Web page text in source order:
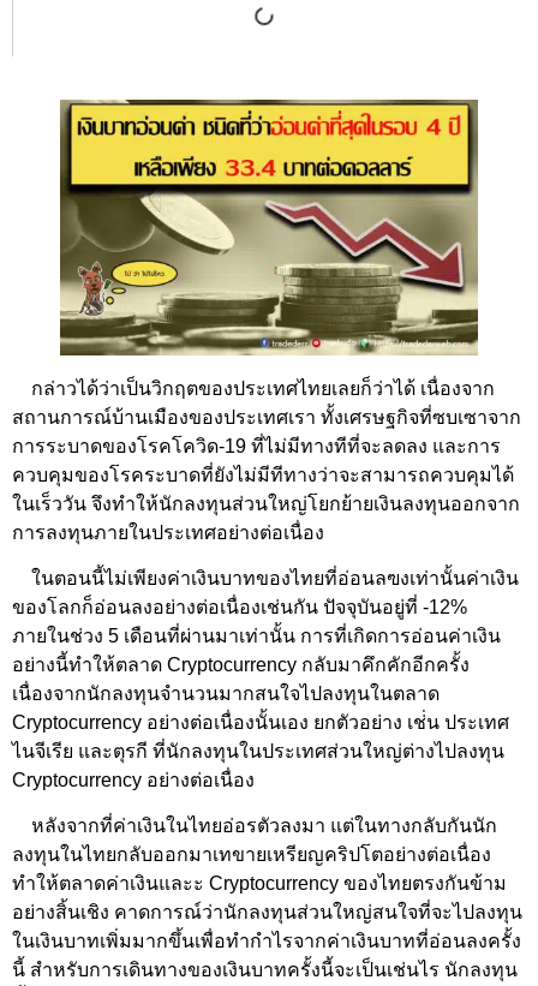
กล่าวได้ว่าเป็นวิกฤตของประเทศไทยเลยก็ว่าได้ เนื่องจาก
สถานการณ์บ้านเมืองของประเทศเรา ทั้งเศรษฐกิจที่ซบเซาจาก
การระบาดของโรคโควิด-19 ที่ไม่มีทางทีที่จะลดลง และการ
ควบคุมของโรคระบาดที่ยังไม่มีทีทางว่าจะสามารถควบคุมได้
ในเร็ววัน จึงทำให้นักลงทุนส่วนใหญ่โยกย้ายเงินลงทุนออกจาก
การลงทุนภายในประเทศอย่างต่อเนื่อง
ในตอนนี้ไม่เพียงค่าเงินบาทของไทยที่อ่อนลฃงเท่านั้นค่าเงิน
ของโลกก็อ่อนลงอย่างต่อเนื่องเช่นกัน ปัจจุบันอยู่ที่ -12%
ภายในช่วง 5 เดือนที่ผ่านมาเท่านั้น การที่เกิดการอ่อนค่าเงิน
อย่างนี้ทำให้ตลาด Cryptocurrency กลับมาคึกคักอีกครั้ง
เนื่องจากนักลงทุนจำนวนมากสนใจไปลงทุนในตลาด
Cryptocurrency อย่างต่อเนื่องนั้นเอง ยกตัวอย่าง เช่่น ประเทศ
ไนจีเรีย และตุรกี ที่นักลงทุนในประเทศส่วนใหญ่ต่างไปลงทุน
Cryptocurrency อย่างต่อเนื่อง
หลังจากที่ค่าเงินในไทยอ่อรตัวลงมา แต่ในทางกลับกันนัก
ลงทุนในไทยกลับออกมาเทขายเหรียญคริปโตอย่างต่อเนื่อง
ทำให้ตลาดค่าเงินและะ Cryptocurrency ของไทยตรงกันข้าม
อย่างสิ้นเชิง คาดการณ์ว่านักลงทุนส่วนใหญ่สนใจที่จะไปลงทุน
ในเงินบาทเพิ่มมากขึ้นเพื่อทำกำไรจากค่าเงินบาทที่อ่อนลงครั้ง
นี้ สำหรับการเดินทางของเงินบาทครั้งนี้จะเป็นเช่นไร นักลงทุน